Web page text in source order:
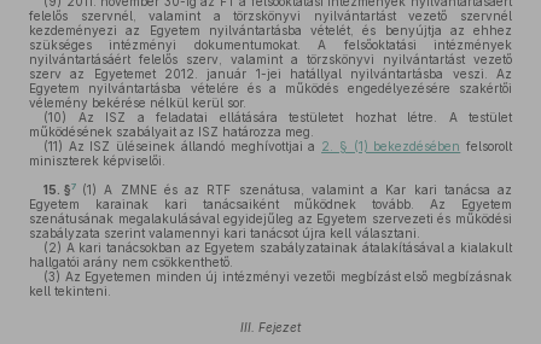
felelős szervnél, valamint a törzskönyvi nyilvántartást vezető szervnél
kezdeményezi az Egyetem nyilvántartásba vételét, és benyújtja az ehhez
szükséges intézményi dokumentumokat. A felsőoktatási intézmények
nyilvántartásáért felelős szerv, valamint a törzskönyvi nyilvántartást vezető
szerv az Egyetemet 2012. január 1-jei hatállyal nyilvántartásba veszi. Az
Egyetem nyilvántartásba vételére és a működés engedélyezésére szakértői
vélemény bekérése nélkül kerül sor.
(10) Az ISZ a feladatai ellátására testületet hozhat létre. A testület
működésének szabályait az ISZ határozza meg.
(11) Az ISZ üléseinek állandó meghívottjai a 2. § (1) bekezdésében felsorolt
miniszterek képviselői.
15. §7 (1) A ZMNE és az RTF szenátusa, valamint a Kar kari tanácsa az
Egyetem karainak kari tanácsaiként működnek tovább. Az Egyetem
szenátusának megalakulásával egyidejűleg az Egyetem szervezeti és működési
szabályzata szerint valamennyi kari tanácsot újra kell választani.
(2) A kari tanácsokban az Egyetem szabályzatainak átalakításával a kialakult
hallgatói arány nem csökkenthető.
(3) Az Egyetemen minden új intézményi vezetői megbízást első megbízásnak
kell tekinteni.
III. Fejezet